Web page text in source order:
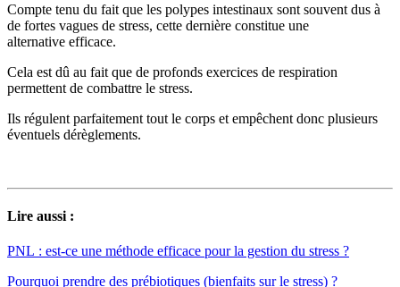
Compte tenu du fait que les polypes intestinaux sont souvent dus à
de fortes vagues de stress, cette dernière constitue une
alternative efficace.
Cela est dû au fait que de profonds exercices de respiration
permettent de combattre le stress.
Ils régulent parfaitement tout le corps et empêchent donc plusieurs
éventuels dérèglements.
Lire aussi :
PNL : est-ce une méthode efficace pour la gestion du stress ?
Pourquoi prendre des prébiotiques (bienfaits sur le stress) ?